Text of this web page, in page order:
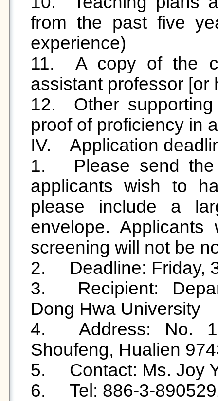
from the past five
experience)
11.	A copy of the certificate (for those with an
assistant professor [or
12.	Other supporting documents for review (e.g.,
proof of proficiency in
IV.	Application deadline and general information
1.	Please send the documents in hard copy. If
applicants wish to
please include a
envelope.
screening will not be
2.	Deadline: Friday, 31 October 2024
3.	Recipient: Department of English, National
Dong Hwa University
4.	Address: No. 1, Sec. 2, Da Hsueh Rd.,
Shoufeng, Hualien
5.	Contact: Ms. Joy Yen
6.	Tel: 886-3-8905292